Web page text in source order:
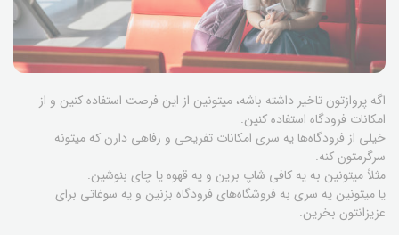
اگه پروازتون تاخیر داشته باشه، میتونین از این فرصت استفاده کنین و از
امکانات فرودگاه استفاده کنین.
خیلی از فرودگاه‌ها یه سری امکانات تفریحی و رفاهی دارن که میتونه
سرگرمتون کنه.
مثلاً میتونین به یه کافی شاپ برین و یه قهوه یا چای بنوشین.
یا میتونین یه سری به فروشگاه‌های فرودگاه بزنین و یه سوغاتی برای
عزیزانتون بخرین.